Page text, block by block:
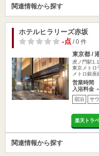
関連情報から探す
ホテルヒラリーズ赤坂
-点/ 0 件
東京都 /
虎ノ門駅
東京メトロ
メトロ銀座
営業時間
入浴料金
宿泊 サ
楽天トラ
関連情報から探す